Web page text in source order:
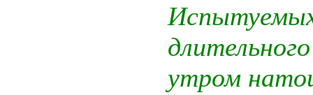
Испытуемых
утром